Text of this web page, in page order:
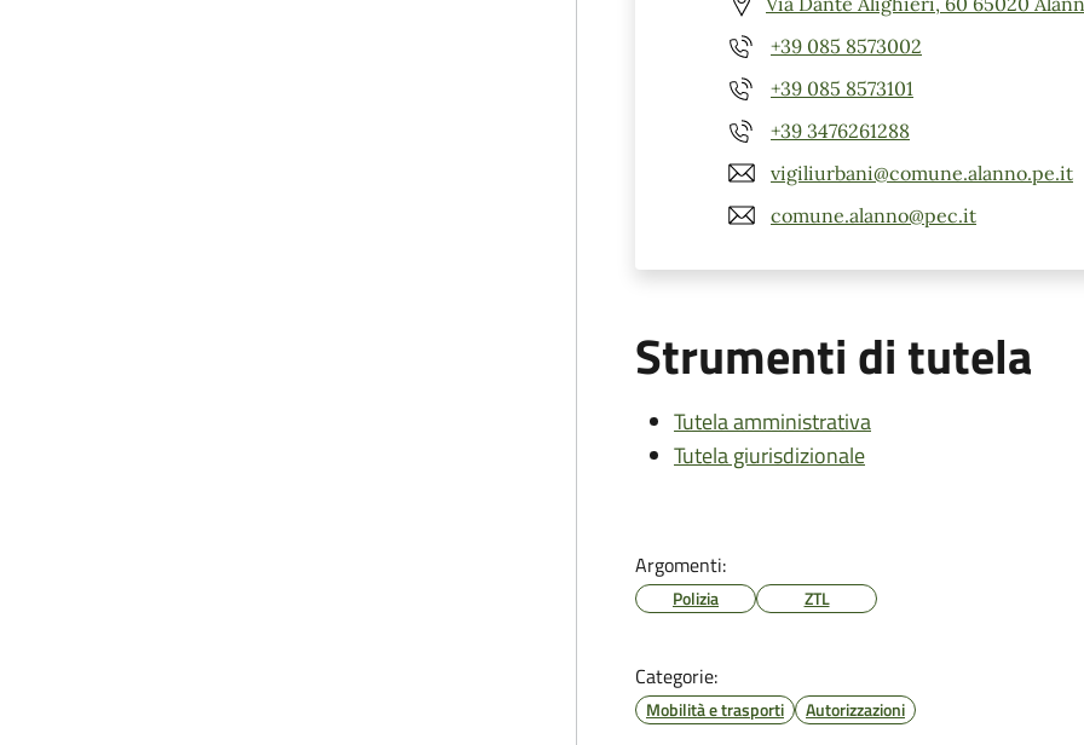
+39 085 8573002
+39 085 8573101
+39 3476261288
vigiliurbani@comune.alanno.pe.it
comune.alanno@pec.it
Strumenti di tutela
Tutela amministrativa
Tutela giurisdizionale
Argomenti:
Polizia ZTL
Categorie:
Mobilità e trasporti Autorizzazioni